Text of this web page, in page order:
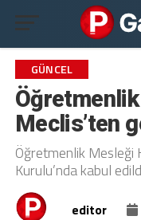
GÜNCEL
Meclis’ten
Öğretmenlik Mesleği
Kurulu’nda kabul
editor